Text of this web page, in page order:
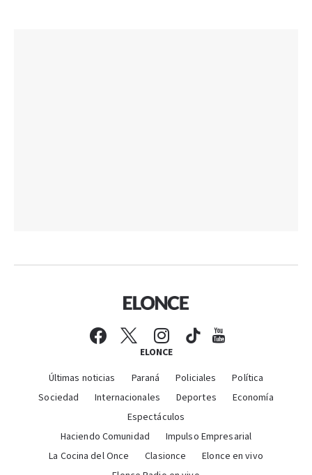
ELONCE
Últimas noticias Paraná Policiales
Política
Sociedad
Internacionales Deportes
Economía
Espectáculos
Haciendo Comunidad
Impulso Empresarial
La Cocina del Once
Clasionce
Elonce en vivo